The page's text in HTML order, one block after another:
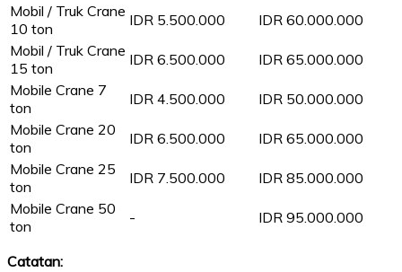
Mobil / Truk Crane
10 ton
IDR 5.500.000
IDR 60.000.000
Mobil / Truk Crane
15 ton
IDR 6.500.000
IDR 65.000.000
Mobile Crane 7
ton
IDR 4.500.000
IDR 50.000.000
Mobile Crane 20
ton
IDR 6.500.000
IDR 65.000.000
Mobile Crane 25
ton
IDR 7.500.000
IDR 85.000.000
Mobile Crane 50
ton
- IDR 95.000.000
Catatan: